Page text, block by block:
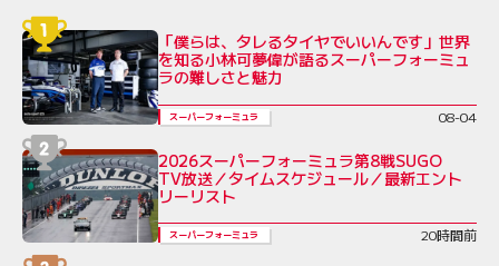
「僕らは、タレるタイヤでいいんです」世界
を知る小林可夢偉が語るスーパーフォーミュ
ラの難しさと魅力
スーパーフォーミュラ 08-04
2026スーパーフォーミュラ第8戦SUGO
TV放送／タイムスケジュール／最新エント
リーリスト
スーパーフォーミュラ 20時間前